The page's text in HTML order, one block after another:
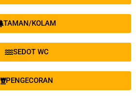
TAMAN/KOLAM
SEDOT WC
PENGECORAN